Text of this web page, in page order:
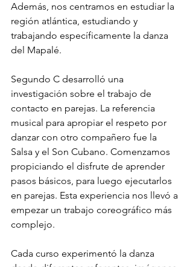
Además, nos centramos en estudiar la
región atlántica, estudiando y
trabajando específicamente la danza
del Mapalé.
Segundo C desarrolló una
investigación sobre el trabajo de
contacto en parejas. La referencia
musical para apropiar el respeto por
danzar con otro compañero fue la
Salsa y el Son Cubano. Comenzamos
propiciando el disfrute de aprender
pasos básicos, para luego ejecutarlos
en parejas. Esta experiencia nos llevó a
empezar un trabajo coreográfico más
complejo.
Cada curso experimentó la danza